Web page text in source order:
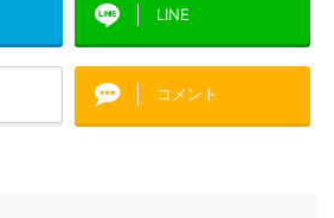
LINE
コメント